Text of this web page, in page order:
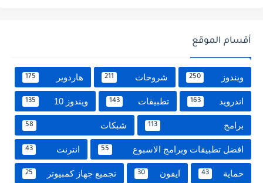
أقسام الموقع
ويندوز 250 شروحات 211 هاردوير 175
اندرويد 163 تطبيقات 143 ويندوز 10 135
برامج 113 شبكات 58
افضل تطبيقات وبرامج الاسبوع 55 انترنت 43
حماية 43 ايفون 30 تجميع جهاز كمبيوتر 25